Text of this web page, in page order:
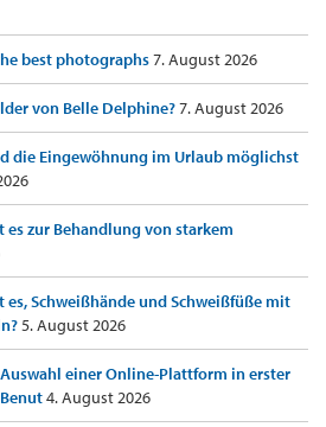
best photographs7. August 2026
von Belle Delphine?7. August 2026
die Eingewöhnung im Urlaub möglichst
zur Behandlung von starkem
Schweißhände und Schweißfüße mit
5. August 2026
einer Online-Plattform in erster
4. August 2026